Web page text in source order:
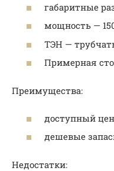
габаритные
мощность —
ТЭН —
Примерная
Преимущества:
доступный
дешевые
Недостатки: